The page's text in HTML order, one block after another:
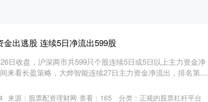
出逃股 连续5日净流出599股
日收盘，沪深两市共599只个股连续5日或5日以上主力资金净
来看长盈策略，大烨智能连续27日主力资金净流出，排名第....
来源：股票配资理财网 查看： 165 分类： 正规的股票杠杆平台